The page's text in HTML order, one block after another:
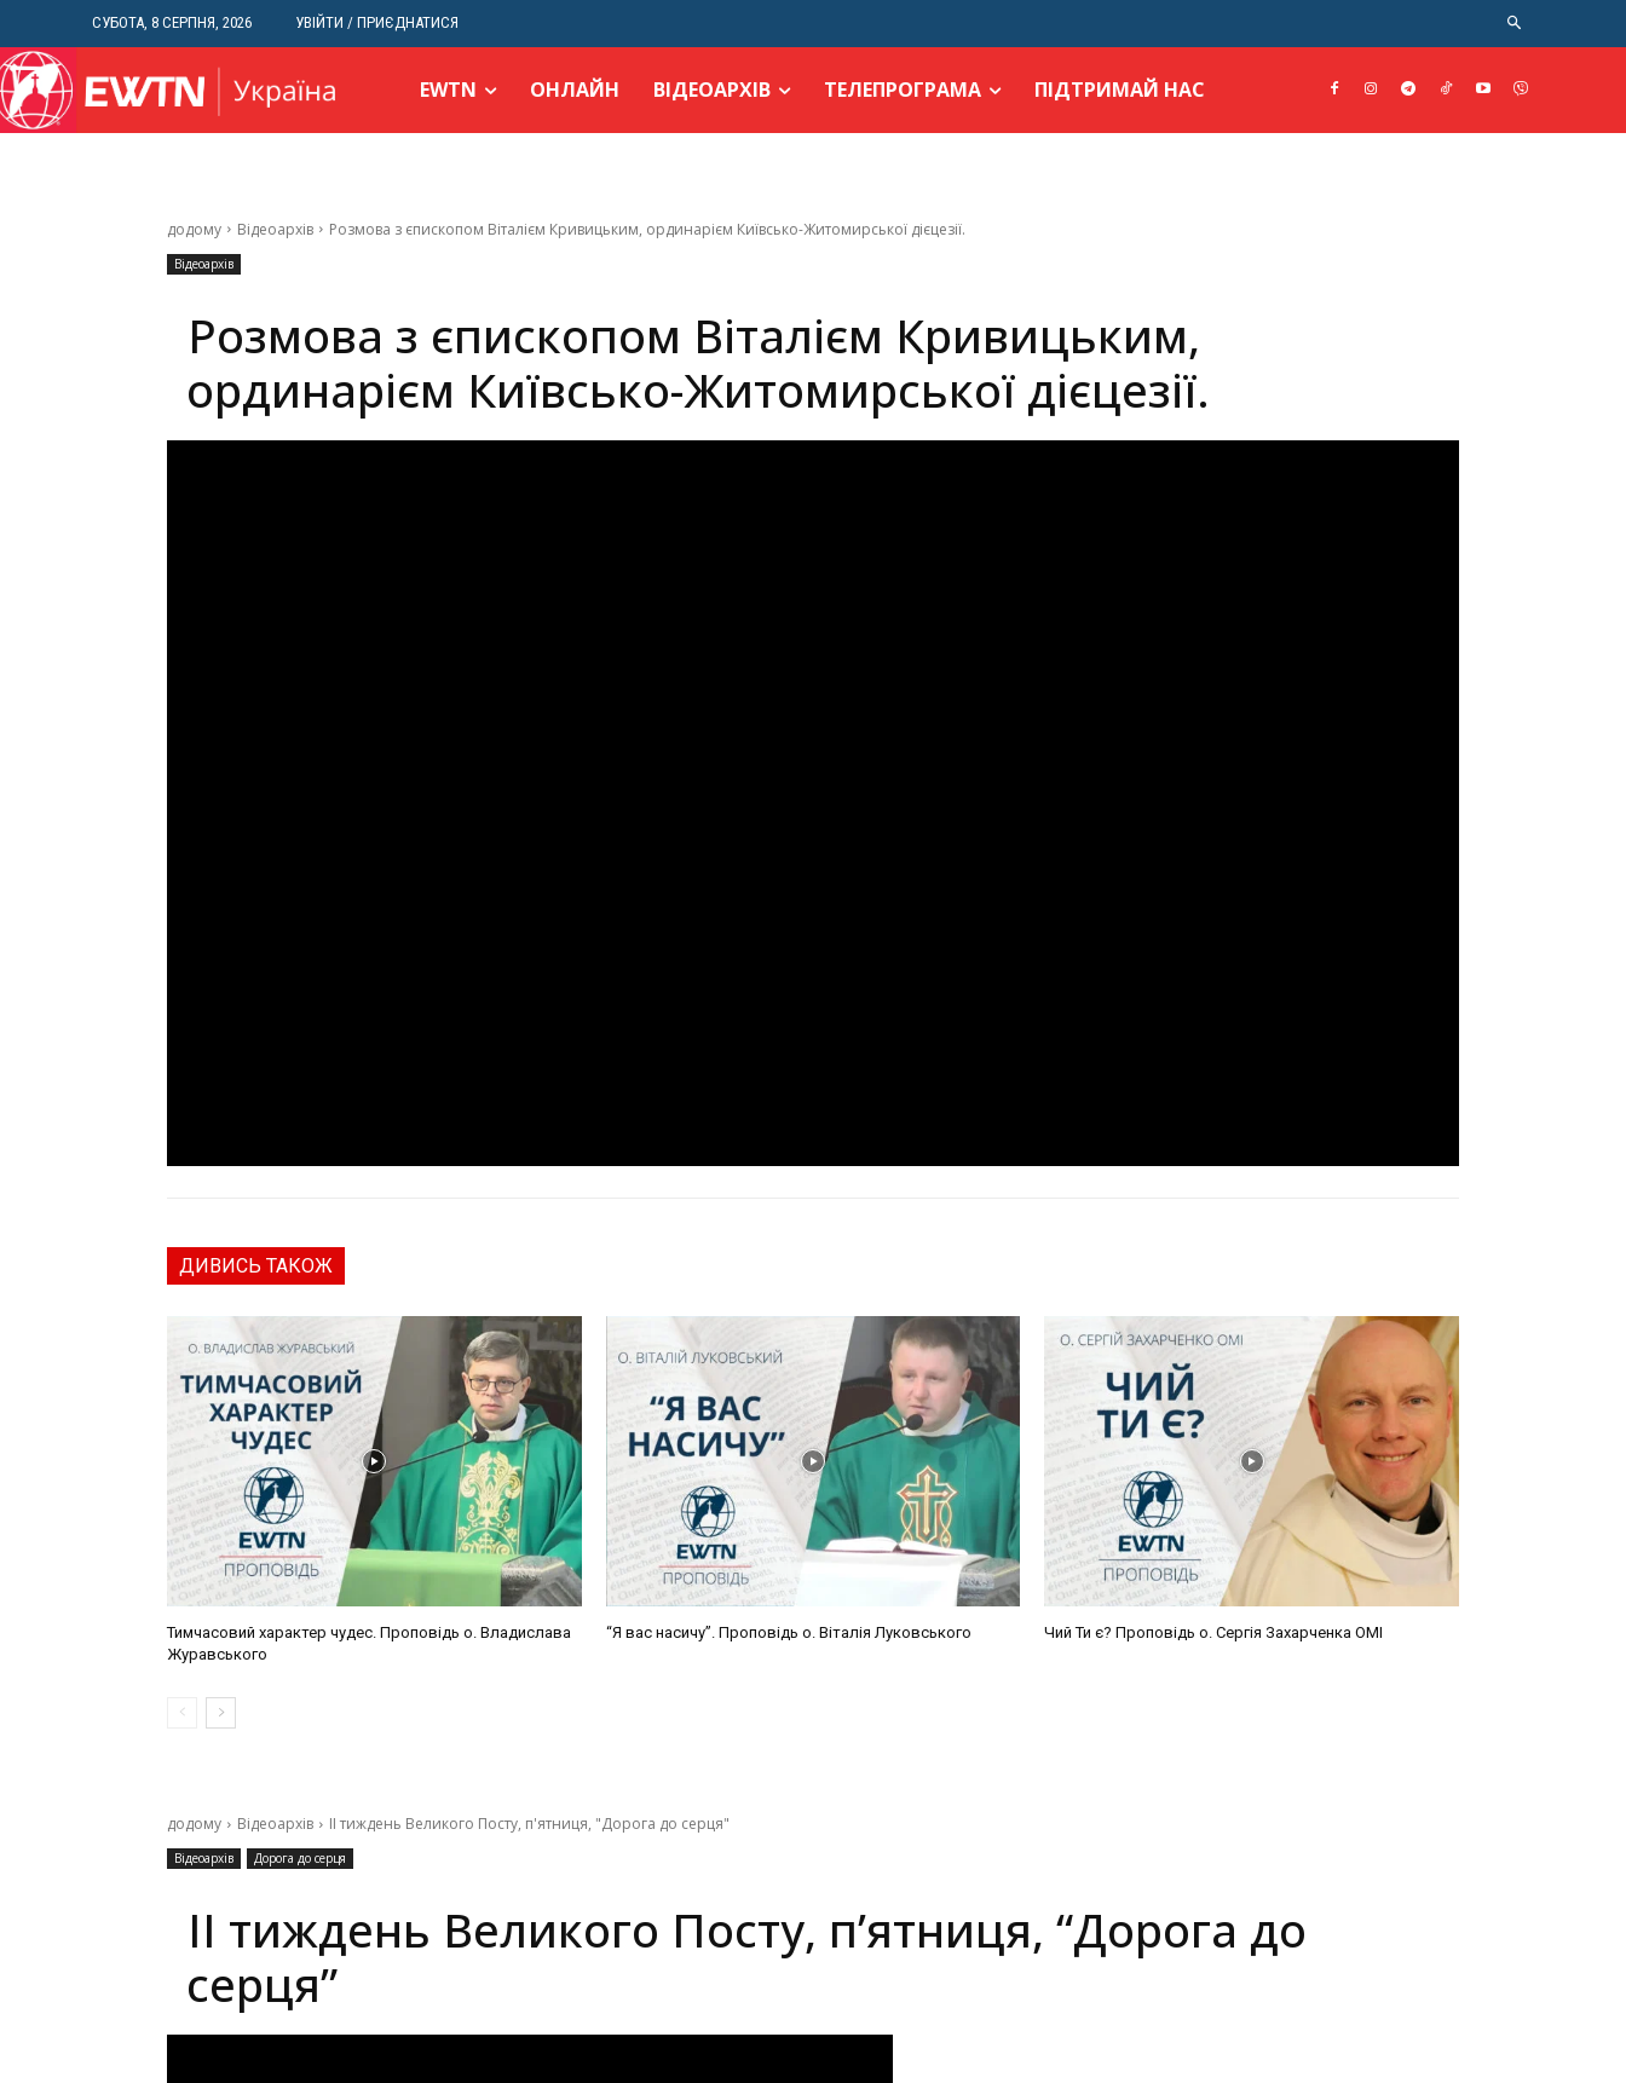
СУБОТА, 8 СЕРПНЯ, 2026 УВІЙТИ / ПРИЄДНАТИСЯ
EWTN ОНЛАЙН ВІДЕОАРХІВ ТЕЛЕПРОГРАМА ПІДТРИМАЙ НАС
додому Відеоархів Розмова з єпископом Віталієм Кривицьким, ординарієм Київсько-Житомирської дієцезії.
Відеоархів
Розмова з єпископом Віталієм Кривицьким,
ординарієм Київсько-Житомирської дієцезії.
ДИВИСЬ ТАКОЖ
Тимчасовий характер чудес. Проповідь о. Владислава
Журавського
“Я вас насичу”. Проповідь о. Віталія Луковського Чий Ти є? Проповідь о. Сергія Захарченка ОМІ